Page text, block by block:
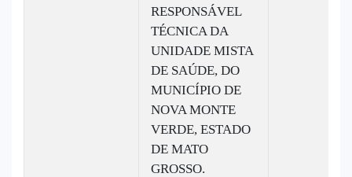
RESPONSÁVEL
TÉCNICA DA
UNIDADE MISTA
DE SAÚDE, DO
MUNICÍPIO DE
NOVA MONTE
VERDE, ESTADO
DE MATO
GROSSO.